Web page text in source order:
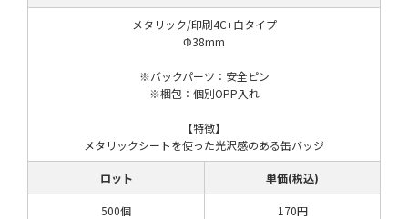
メタリック/印刷4C+白タイプ
Φ38mm
※バックパーツ：安全ピン
※梱包：個別OPP入れ
【特徴】
メタリックシートを使った光沢感のある缶バッジ
ロット 単価(税込)
500個 170円